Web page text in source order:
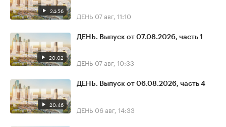
24:56 ДЕНЬ 07 авг, 11:10
20:02
ДЕНЬ. Выпуск от 07.08.2026, часть 1
ДЕНЬ 07 авг, 10:33
20:46
ДЕНЬ. Выпуск от 06.08.2026, часть 4
ДЕНЬ 06 авг, 14:33